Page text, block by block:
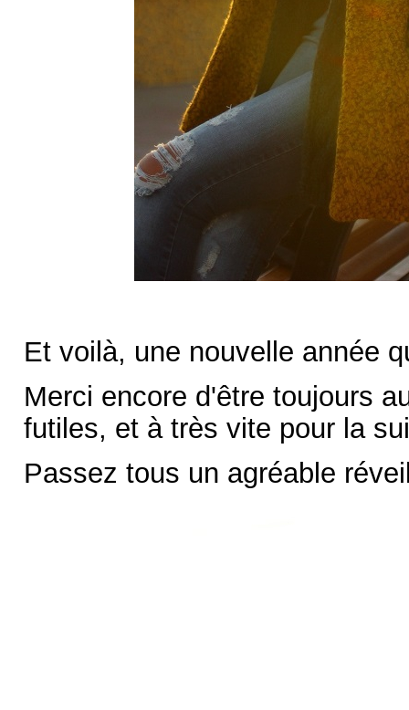
Et voilà, une nouvelle année
Merci encore d'être toujours
futiles, et à très vite pour la
Passez tous un agréable